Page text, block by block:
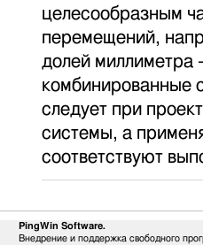
целесообразным
перемещений,
долей миллиметра
комбинированные
следует при
системы, а
соответствуют
PingWin Software.
Внедрение и поддержка свободного